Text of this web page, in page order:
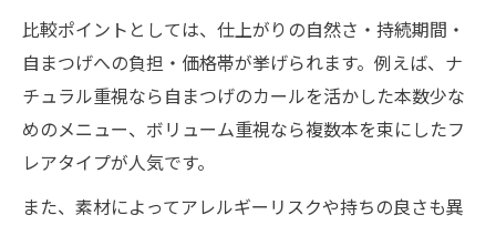
比較ポイントとしては、仕上がりの自然さ・持続期間・
自まつげへの負担・価格帯が挙げられます。例えば、ナ
チュラル重視なら自まつげのカールを活かした本数少な
めのメニュー、ボリューム重視なら複数本を束にしたフ
レアタイプが人気です。
また、素材によってアレルギーリスクや持ちの良さも異